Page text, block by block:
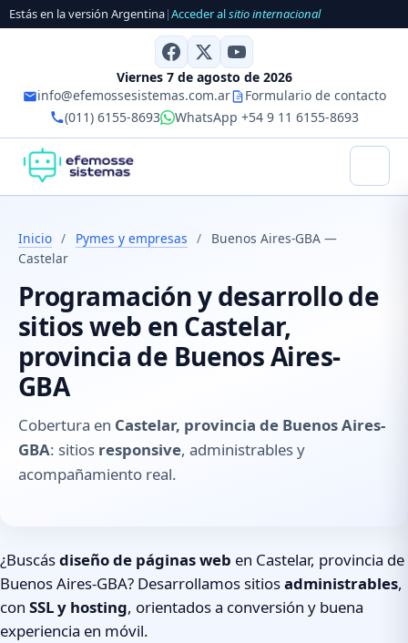
Estás en la versión Argentina|Acceder alsitio internacional
Viernes 7 de agosto de 2026
info@efemossesistemas.com.ar
Formulario de contacto
(011) 6155-8693
WhatsApp +54 9 11 6155-8693
Inicio / Pymes y empresas /
Buenos Aires-GBA —
Castelar
Programación y desarrollo de
sitios web en Castelar,
provincia de Buenos Aires-
GBA
Cobertura en Castelar, provincia de Buenos Aires-
GBA: sitios responsive, administrables y
acompañamiento real.
¿Buscásdiseño de páginas web en Castelar, provincia de
Buenos Aires-GBA? Desarrollamos sitiosadministrables,
con SSL y hosting, orientados a conversión y buena
experiencia en móvil.